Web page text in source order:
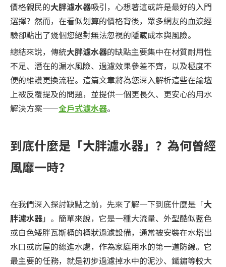
價格親民的大胖濾水器吸引，心想著這或許是最好的入門
選擇？然而，在看似划算的價格背後，眾多網友的血淚經
驗卻點出了幾個您絕對無法忽視的隱藏成本與風險。
總結來說，傳統大胖濾水器的缺點主要集中在材質耐用性
不足、潛在的漏水風險、過濾效果參差不齊，以及極度不
便的維護更換流程。這篇文章將為您深入解析這些在論壇
上被反覆提及的問題，並提供一個更長久、更安心的用水
解決方案——全戶式濾水器。
到底什麼是「大胖濾水器」？為何曾經
風靡一時？
在我們深入探討缺點之前，先來了解一下到底什麼是「大
胖濾水器」。簡單來說，它是一種大流量、外型酷似藍色
或白色矮胖瓦斯桶的桶狀過濾設備，通常被安裝在水塔出
水口或房屋的總進水處，作為家庭用水的第一道防線。它
最主要的任務，就是初步過濾掉水中的泥沙、鐵鏽等較大